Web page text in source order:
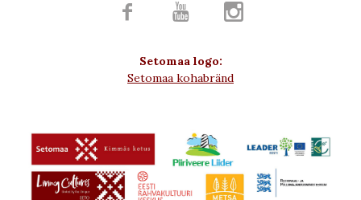
  
Setomaa logo:
Setomaa kohabränd